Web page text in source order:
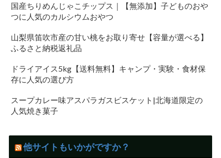
国産ちりめんじゃこチップス｜【無添加】子どものおや
つに人気のカルシウムおやつ
山梨県笛吹市産の甘い桃をお取り寄せ【容量が選べる】
ふるさと納税返礼品
ドライアイス5kg【送料無料】キャンプ・実験・食材保
存に人気の選び方
スープカレー味アスパラガスビスケット|北海道限定の
人気焼き菓子
他サイトもいかがですか？